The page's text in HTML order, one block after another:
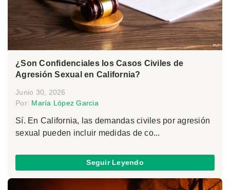
¿Son Confidenciales los Casos Civiles de
Agresión Sexual en California?
Junio 30, 2026
Por: María López Garcia
Sí. En California, las demandas civiles por agresión
sexual pueden incluir medidas de co...
Seguir Leyendo